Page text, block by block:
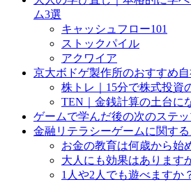
ム3選
キャッシュフロー101
ストックパイル
アクワイア
京大ボドゲ製作所のおすすめ
株トレ｜15分で株式投資
TEN｜金銭計算の土台に
ゲームで学んだ後の次のステ
金融リテラシーゲームに関す
お金の教育は何歳から始
大人にも効果はあります
1人や2人でも遊べますか